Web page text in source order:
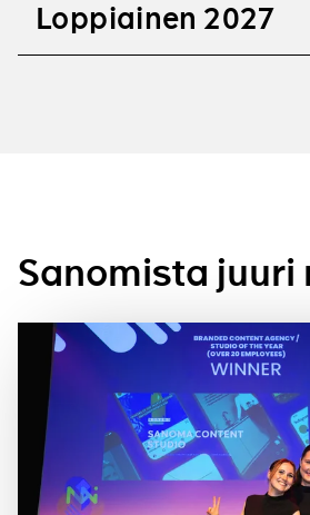
Loppiainen 2027
Sanomista juuri